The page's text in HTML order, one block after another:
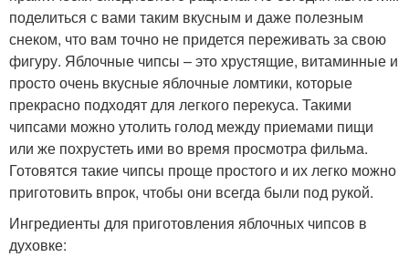
поделиться с вами таким вкусным и даже полезным
снеком, что вам точно не придется переживать за свою
фигуру. Яблочные чипсы – это хрустящие, витаминные и
просто очень вкусные яблочные ломтики, которые
прекрасно подходят для легкого перекуса. Такими
чипсами можно утолить голод между приемами пищи
или же похрустеть ими во время просмотра фильма.
Готовятся такие чипсы проще простого и их легко можно
приготовить впрок, чтобы они всегда были под рукой.
Ингредиенты для приготовления яблочных чипсов в
духовке: